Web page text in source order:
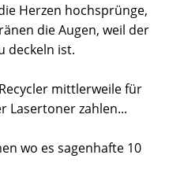
Herzen hochsprünge,
die Augen, weil der
deckeln ist.
mittlerweile für
Lasertoner zahlen...
wo es sagenhafte 10